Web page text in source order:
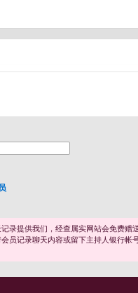
录提供我们，经查属实网站会免费赠送
员记录聊天内容或留下主持人银行帐